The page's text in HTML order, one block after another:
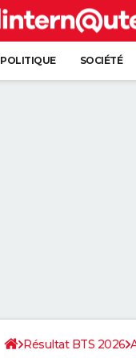
POLITIQUE SOCIÉTÉ
Résultat BTS 2026